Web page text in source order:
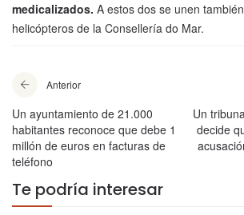
medicalizados. A estos dos se unen
helicópteros de la Consellería do Mar.
Anterior
Un ayuntamiento de 21.000
habitantes reconoce que debe 1
millón de euros en facturas de
teléfono
Un
decide
Te podría interesar